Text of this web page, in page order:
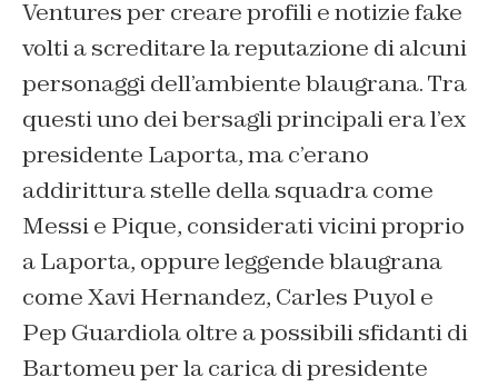
Ventures per creare profili e notizie fake
volti a screditare la reputazione di alcuni
personaggi dell’ambiente blaugrana. Tra
questi uno dei bersagli principali era l’ex
presidente Laporta, ma c’erano
addirittura stelle della squadra come
Messi e Pique, considerati vicini proprio
a Laporta, oppure leggende blaugrana
come Xavi Hernandez, Carles Puyol e
Pep Guardiola oltre a possibili sfidanti di
Bartomeu per la carica di presidente